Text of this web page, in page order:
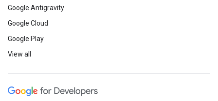
Google Antigravity
Google Cloud
Google Play
View all